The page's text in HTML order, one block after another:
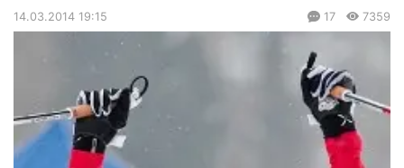
14.03.2014 19:15 17 7359